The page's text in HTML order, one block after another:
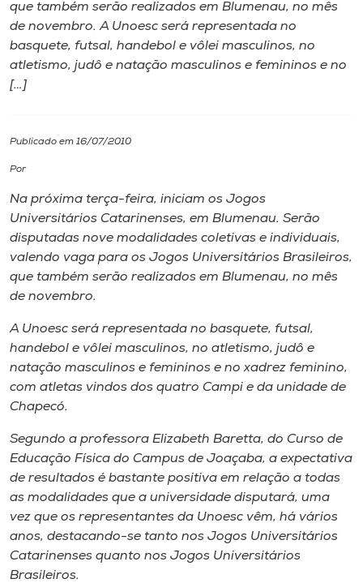
Internacionalização
I.nova
Diplomados
CPA
Biblioteca
Editora
Rádio
Unoesc
Store
Selecione
que também serão realizados em Blumenau, no mês
de novembro. A Unoesc será representada no
basquete, futsal, handebol e vôlei masculinos, no
atletismo, judô e natação masculinos e femininos e no
[…]
Publicado em 16/07/2010
Por
Na próxima terça-feira, iniciam os Jogos
Universitários Catarinenses, em Blumenau. Serão
disputadas nove modalidades coletivas e individuais,
valendo vaga para os Jogos Universitários Brasileiros,
que também serão realizados em Blumenau, no mês
de novembro.
A Unoesc será representada no basquete, futsal,
handebol e vôlei masculinos, no atletismo, judô e
natação masculinos e femininos e no xadrez feminino,
com atletas vindos dos quatro Campi e da unidade de
Chapecó.
Segundo a professora Elizabeth Baretta, do Curso de
Educação Física do Campus de Joaçaba, a expectativa
de resultados é bastante positiva em relação a todas
as modalidades que a universidade disputará, uma
vez que os representantes da Unoesc vêm, há vários
anos, destacando-se tanto nos Jogos Universitários
Catarinenses quanto nos Jogos Universitários
Brasileiros.